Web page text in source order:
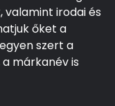
irodai és
őket a
szert a
márkanév is